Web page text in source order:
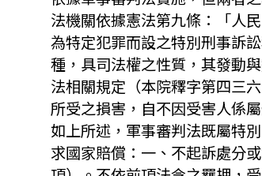
法機關依據憲法第九條：「人
為特定犯罪而設之特別刑事訴
種，具司法權之性質，其發動
法相關規定（本院釋字第四三
所受之損害，自不因受害人係
如上所述，軍事審判法既屬特
求國家賠償：一、不起訴處分